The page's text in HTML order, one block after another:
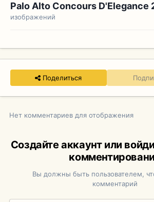
Palo Alto Concours D'Elegance
изображений
Поделиться
Нет комментариев для отображения
Создайте аккаунт или
Вы должны быть пользователем,
комментарий